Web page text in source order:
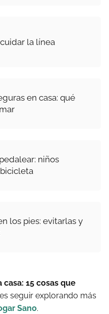
la línea
en casa: qué
niños
los pies: evitarlas y
casa: 15 cosas que
seguir explorando más
Sano.